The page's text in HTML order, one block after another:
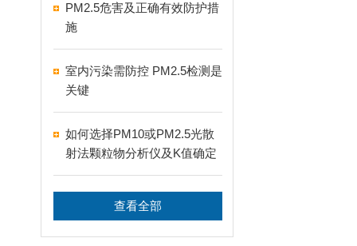
PM2.5危害及正确有效防护措
施
室内污染需防控 PM2.5检测是
关键
如何选择PM10或PM2.5光散
射法颗粒物分析仪及K值确定
查看全部